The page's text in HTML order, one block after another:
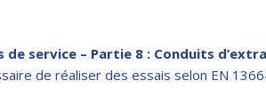
service – Partie 8 : Conduits
de réaliser des essais selon EN